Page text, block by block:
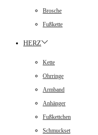
Brosche
Fußkette
HERZ
Kette
Ohrringe
Armband
Anhänger
Fußkettchen
Schmuckset